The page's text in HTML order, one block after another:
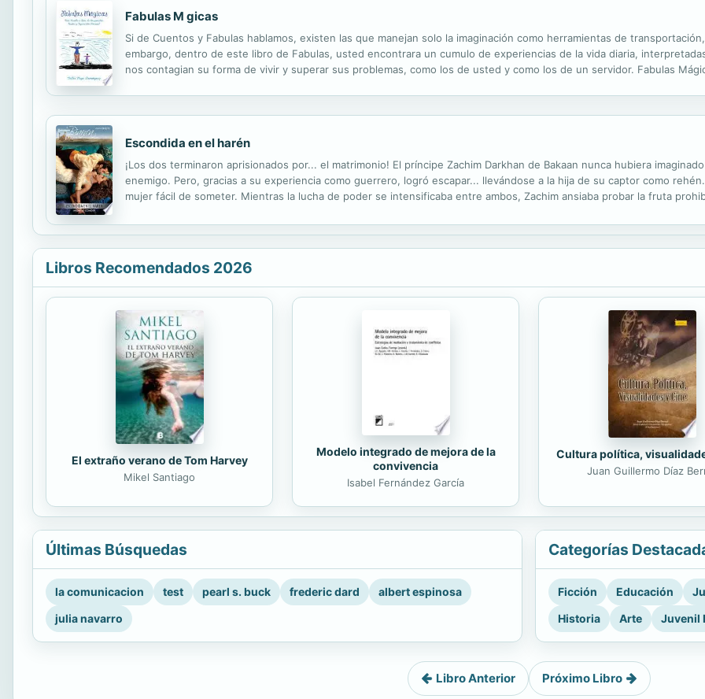
Fabulas M gicas
Si de Cuentos y Fabulas hablamos, existen las que manejan solo la imaginación como herramientas de
embargo, dentro de este libro de Fabulas, usted encontrara un cumulo de experiencias de la vida diaria,
nos contagian su forma de vivir y superar sus problemas, como los de usted y como los de un servidor. Fabulas
Escondida en el harén
¡Los dos terminaron aprisionados por... el matrimonio! El príncipe Zachim Darkhan de Bakaan nunca hubiera
enemigo. Pero, gracias a su experiencia como guerrero, logró escapar... llevándose a la hija de su captor como
mujer fácil de someter. Mientras la lucha de poder se intensificaba entre ambos, Zachim ansiaba probar la fruta
Libros Recomendados 2026
El extraño verano de Tom Harvey
Mikel Santiago
Modelo integrado de mejora de la
convivencia
Isabel Fernández García
Cultura política,
Juan Guillermo Díaz
Últimas Búsquedas
la comunicacion test pearl s. buck frederic dard
albert espinosa
julia navarro
Categorías
Ficción Educación
Historia
Arte Juvenil
Libro Anterior Próximo Libro